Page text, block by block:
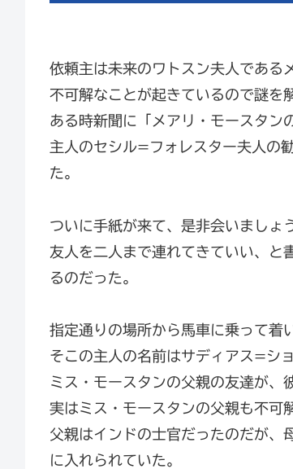
依頼主は未来のワトスン夫人である
不可解なことが起きているので謎を
ある時新聞に「メアリ・モースタン
主人のセシル=フォレスター夫人の
た。
ついに手紙が来て、是非会いましょ
友人を二人まで連れてきていい、と
るのだった。
指定通りの場所から馬車に乗って着
そこの主人の名前はサディアス=ショ
ミス・モースタンの父親の友達が、
実はミス・モースタンの父親も不可
父親はインドの士官だったのだが、
に入れられていた。